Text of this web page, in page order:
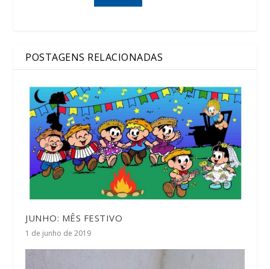
POSTAGENS RELACIONADAS
JUNHO: MÊS FESTIVO
1 de junho de 2019